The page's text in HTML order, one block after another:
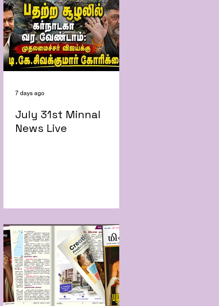
July 31st Minnal
News Live
7 days ago